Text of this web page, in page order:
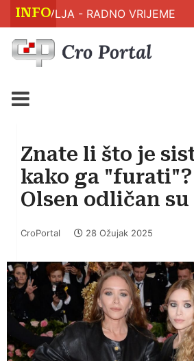
INFO
ZDRAVLJA - RADNO VRIJEME
Znate li što je
kako ga "furati"?
Olsen odličan
CroPortal 28 Ožujak 2025